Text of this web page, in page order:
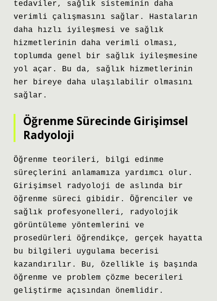
tedaviler, sağlık sisteminin daha
verimli çalışmasını sağlar. Hastaların
daha hızlı iyileşmesi ve sağlık
hizmetlerinin daha verimli olması,
toplumda genel bir sağlık iyileşmesine
yol açar. Bu da, sağlık hizmetlerinin
her bireye daha ulaşılabilir olmasını
sağlar.
Öğrenme Sürecinde Girişimsel
Radyoloji
Öğrenme teorileri, bilgi edinme
süreçlerini anlamamıza yardımcı olur.
Girişimsel radyoloji de aslında bir
öğrenme süreci gibidir. Öğrenciler ve
sağlık profesyonelleri, radyolojik
görüntüleme yöntemlerini ve
prosedürleri öğrendikçe, gerçek hayatta
bu bilgileri uygulama becerisi
kazandırılır. Bu, özellikle iş başında
öğrenme ve problem çözme becerileri
geliştirme açısından önemlidir.